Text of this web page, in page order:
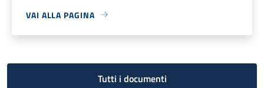
VAI ALLA PAGINA
Tutti i documenti